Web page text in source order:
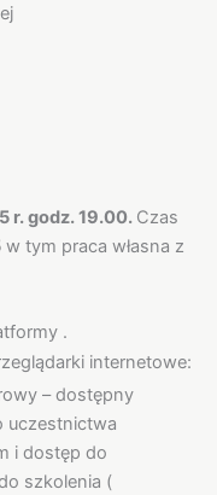
r. godz. 19.00. Czas
w tym praca własna z
.
internetowe:
– dostępny
uczestnictwa
i dostęp do
szkolenia (